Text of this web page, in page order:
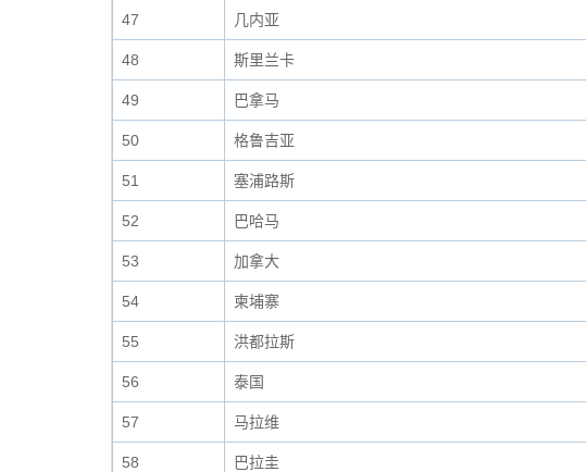
47 几内亚
48 斯里兰卡
49 巴拿马
50 格鲁吉亚
51 塞浦路斯
52 巴哈马
53 加拿大
54 柬埔寨
55 洪都拉斯
56 泰国
57 马拉维
58 巴拉圭